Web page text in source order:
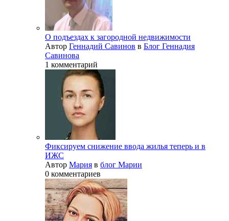
О подъездах к загородной недвижимости
Автор Геннадий Савинов в Блог Геннадия
Савинова
1 комментарий
Фиксируем снижение ввода жилья теперь и в
ИЖС
Автор Мария в блог Марии
0 комментариев